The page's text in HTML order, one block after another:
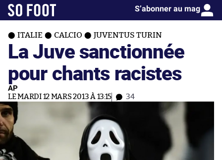
S’abonner au mag
ITALIE CALCIO JUVENTUS TURIN
La Juve sanctionnée
pour chants racistes
AP
LE MARDI 12 MARS 2013 À 13:15 34